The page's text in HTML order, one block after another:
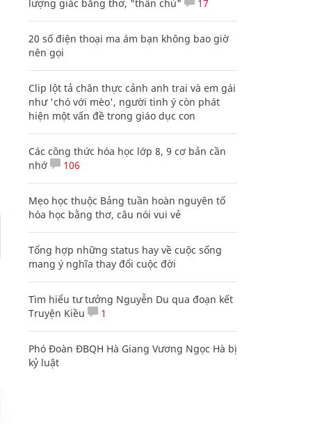
lượng giác bằng thơ, "thần chú"
17
20 số điện thoại ma ám bạn không bao giờ
nên gọi
Clip lột tả chân thực cảnh anh trai và em gái
như 'chó với mèo', người tinh ý còn phát
hiện một vấn đề trong giáo dục con
Các công thức hóa học lớp 8, 9 cơ bản cần
nhớ
106
Mẹo học thuộc Bảng tuần hoàn nguyên tố
hóa học bằng thơ, câu nói vui vẻ
Tổng hợp những status hay về cuộc sống
mang ý nghĩa thay đổi cuộc đời
Tìm hiểu tư tưởng Nguyễn Du qua đoạn kết
Truyện Kiều
1
Phó Đoàn ĐBQH Hà Giang Vương Ngọc Hà bị
kỷ luật